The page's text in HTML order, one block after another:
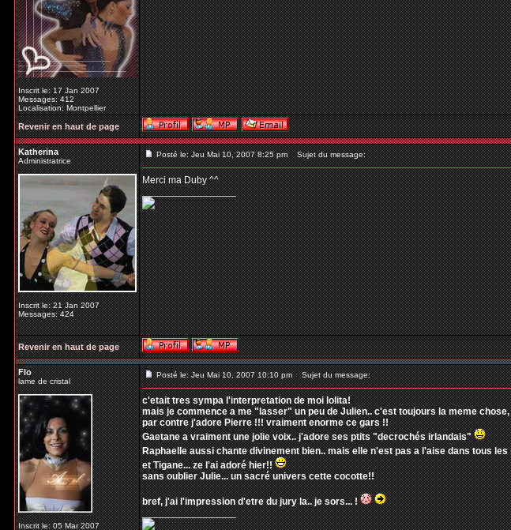
Inscrit le: 17 Jan 2007
Messages: 412
Localisation: Montpellier
Revenir en haut de page
Katherina
Administratrice
Inscrit le: 21 Jan 2007
Messages: 424
Posté le: Jeu Mai 10, 2007 8:25 pm Sujet du message:
Merci ma Duby ^^
_________________
Revenir en haut de page
Flo
lame de cristal
Inscrit le: 05 Mar 2007
Posté le: Jeu Mai 10, 2007 10:10 pm Sujet du message:
c'etait tres sympa l'interpretation de moi lolita!
mais je commence a me "lasser" un peu de Julien.. c'est toujours la meme
par contre j'adore Pierre !!! vraiment enorme ce gars !!
Gaetane a vraiment une jolie voix.. j'adore ses ptits "decrochés irlandais"
Raphaelle aussi chante divinement bien.. mais elle n'est pas a l'aise dans tous
et Tigane... ze l'ai adoré hier!!
sans oublier Julie... un sacré univers cette cocotte!!
bref, j'ai l'impression d'etre du jury la.. je sors... !
_________________